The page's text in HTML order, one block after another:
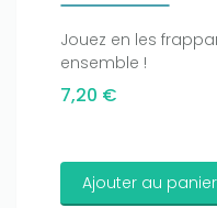
Jouez en les
ensemble !
7,20 €
Ajouter au panier